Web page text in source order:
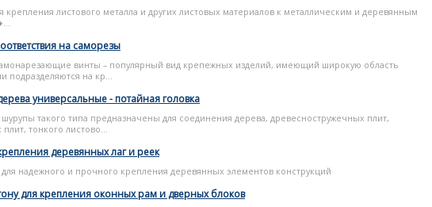
крепления листового металла и других листовых материалов к металлическим и деревянным
на саморезы
винты – популярный вид крепежных изделий, имеющий широкую область
подразделяются на кр...
универсальные - потайная головка
такого типа предназначены для соединения дерева, древесностружечных плит,
тонкого листово...
деревянных лаг и реек
надежного и прочного крепления деревянных элементов конструкций
для крепления оконных рам и дверных блоков